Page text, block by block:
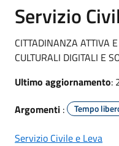
Servizio
CITTADINANZA ATTIVA
CULTURALI DIGITALI E
Ultimo aggiornamento:
Argomenti : Tempo
Servizio Civile e Leva